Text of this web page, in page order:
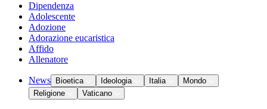
Dipendenza
Adolescente
Adozione
Adorazione eucaristica
Affido
Allenatore
News Bioetica Ideologia Italia
Mondo
Religione
Vaticano